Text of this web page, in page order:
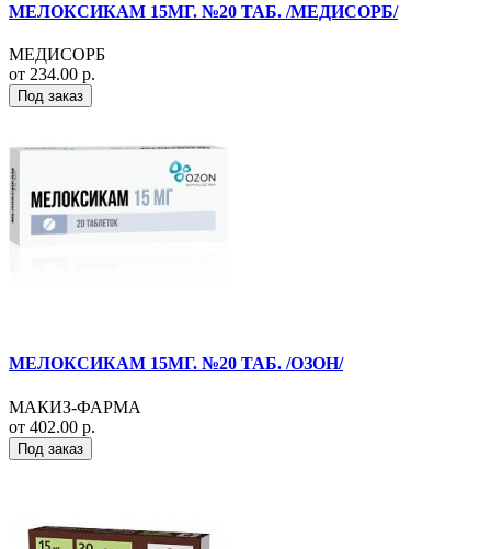
МЕЛОКСИКАМ 15МГ. №20 ТАБ. /МЕДИСОРБ/
МЕДИСОРБ
от 234.00 р.
Под заказ
МЕЛОКСИКАМ 15МГ. №20 ТАБ. /ОЗОН/
МАКИЗ-ФАРМА
от 402.00 р.
Под заказ